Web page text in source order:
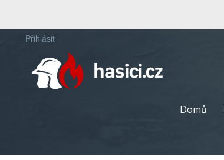
Přihlásit
Domů